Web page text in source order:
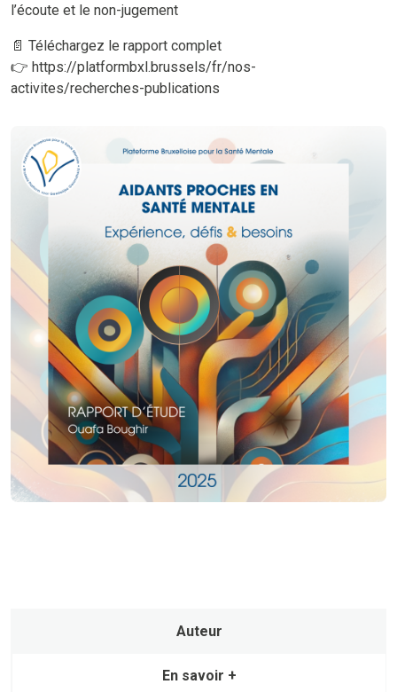
l’écoute et le non-jugement
📄 Téléchargez le rapport complet
👉 https://platformbxl.brussels/fr/nos-
activites/recherches-publications
Auteur
En savoir +